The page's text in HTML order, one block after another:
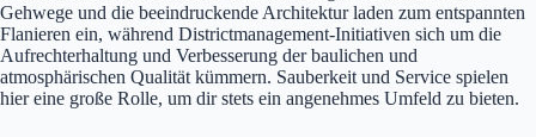
Gehwege und die beeindruckende Architektur laden zum entspannten
Flanieren ein, während Districtmanagement-Initiativen sich um die
Aufrechterhaltung und Verbesserung der baulichen und
atmosphärischen Qualität kümmern. Sauberkeit und Service spielen
hier eine große Rolle, um dir stets ein angenehmes Umfeld zu bieten.